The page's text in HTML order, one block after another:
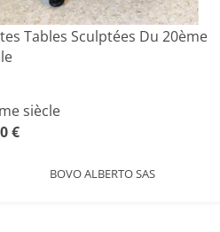
Tables Sculptées Du 20ème
siècle
€
BOVO ALBERTO SAS